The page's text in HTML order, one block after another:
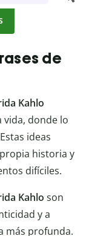
de
Kahlo
vida, donde lo
ideas
historia y
difíciles.
Kahlo son
y a
más profunda.